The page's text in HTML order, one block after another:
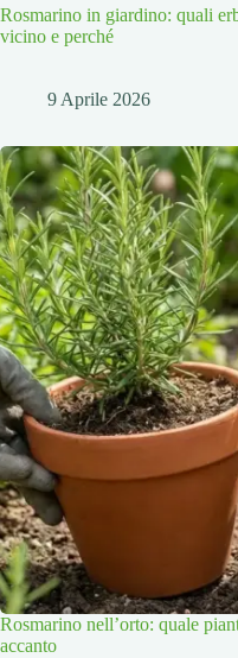
Rosmarino in giardino: quali
vicino e perché
9 Aprile 2026
Rosmarino nell’orto: quale
accanto